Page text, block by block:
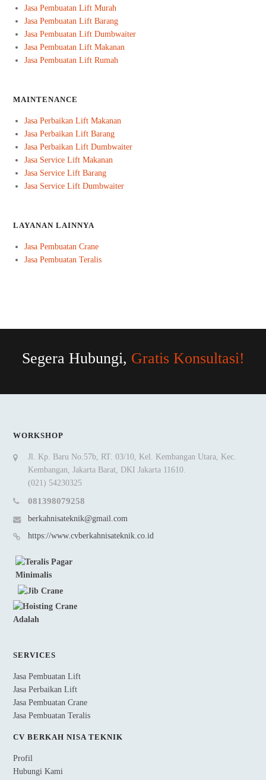
Jasa Pembuatan Lift Murah
Jasa Pembuatan Lift Barang
Jasa Pembuatan Lift Dumbwaiter
Jasa Pembuatan Lift Makanan
Jasa Pembuatan Lift Rumah
MAINTENANCE
Jasa Perbaikan Lift Makanan
Jasa Perbaikan Lift Barang
Jasa Perbaikan Lift Dumbwaiter
Jasa Service Lift Makanan
Jasa Service Lift Barang
Jasa Service Lift Dumbwaiter
LAYANAN LAINNYA
Jasa Pembuatan Crane
Jasa Pembuatan Teralis
Segera Hubungi, Gratis Konsultasi!
WORKSHOP
Jl. Kp. Baru No.57b, RT. 03/10, Kel. Kembangan Utara, Kec.
Kembangan, Jakarta Barat, DKI Jakarta 11610.
(021) 54230325
081398079258
berkahnisateknik@gmail.com
https://www.cvberkahnisateknik.co.id
SERVICES
Jasa Pembuatan Lift
Jasa Perbaikan Lift
Jasa Pembuatan Crane
Jasa Pembuatan Teralis
CV BERKAH NISA TEKNIK
Profil
Hubungi Kami